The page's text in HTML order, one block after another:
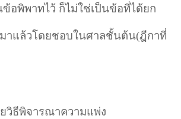
ข้อพิพาทไว้ ก็ไม่ใช่เป็นข้อที่ได้ยก
าแล้วโดยชอบในศาลชั้นต้น(ฎีกาที่
วิธีพิจารณาความแพ่ง